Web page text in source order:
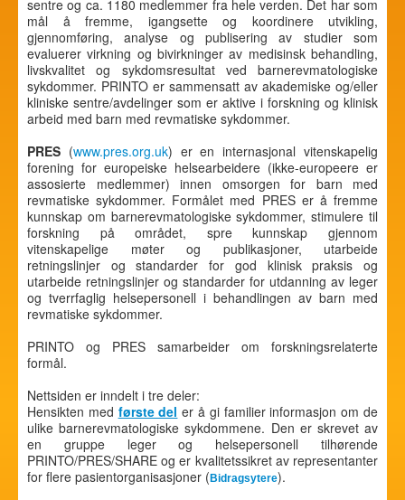
sentre og ca. 1180 medlemmer fra hele verden. Det har som
mål å fremme, igangsette og koordinere utvikling,
gjennomføring, analyse og publisering av studier som
evaluerer virkning og bivirkninger av medisinsk behandling,
livskvalitet og sykdomsresultat ved barnerevmatologiske
sykdommer. PRINTO er sammensatt av akademiske og/eller
kliniske sentre/avdelinger som er aktive i forskning og klinisk
arbeid med barn med revmatiske sykdommer.
PRES (www.pres.org.uk) er en internasjonal vitenskapelig
forening for europeiske helsearbeidere (ikke-europeere er
assosierte medlemmer) innen omsorgen for barn med
revmatiske sykdommer. Formålet med PRES er å fremme
kunnskap om barnerevmatologiske sykdommer, stimulere til
forskning på området, spre kunnskap gjennom
vitenskapelige møter og publikasjoner, utarbeide
retningslinjer og standarder for god klinisk praksis og
utarbeide retningslinjer og standarder for utdanning av leger
og tverrfaglig helsepersonell i behandlingen av barn med
revmatiske sykdommer.
PRINTO og PRES samarbeider om forskningsrelaterte
formål.
Nettsiden er inndelt i tre deler:
Hensikten med første del er å gi familier informasjon om de
ulike barnerevmatologiske sykdommene. Den er skrevet av
en gruppe leger og helsepersonell tilhørende
PRINTO/PRES/SHARE og er kvalitetssikret av representanter
for flere pasientorganisasjoner ( Bidragsytere).